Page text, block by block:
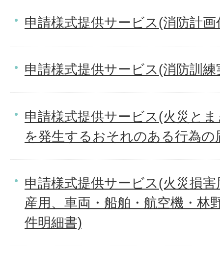
申請様式提供サービス(消防計
申請様式提供サービス(消防訓
申請様式提供サービス(火災と
を発生するおそれのある行為の
申請様式提供サービス(火災損
産用、車両・船舶・航空機・林
件明細書)